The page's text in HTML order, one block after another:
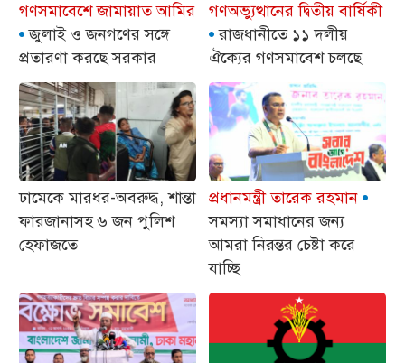
গণসমাবেশে জামায়াত আমির
‎জুলাই ও জনগণের সঙ্গে
প্রতারণা করছে সরকার
গণঅভ্যুত্থানের দ্বিতীয় বার্ষিকী
রাজধানীতে ১১ দলীয়
ঐক্যের গণসমাবেশ চলছে
ঢামেকে মারধর-অবরুদ্ধ, শান্তা
ফারজানাসহ ৬ জন পুলিশ
হেফাজতে
প্রধানমন্ত্রী তারেক রহমান
সমস্যা সমাধানের জন্য
আমরা নিরন্তর চেষ্টা করে
যাচ্ছি